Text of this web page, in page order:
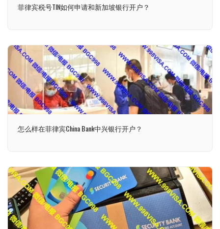
菲律宾税号TIN如何申请和新加坡银行开户？
怎么样在菲律宾China Bank中兴银行开户？